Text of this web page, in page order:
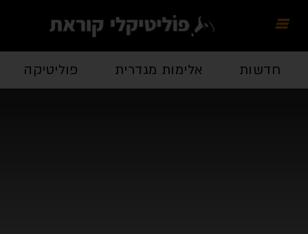
חדשות אלימות מגדרית פוליטיקה